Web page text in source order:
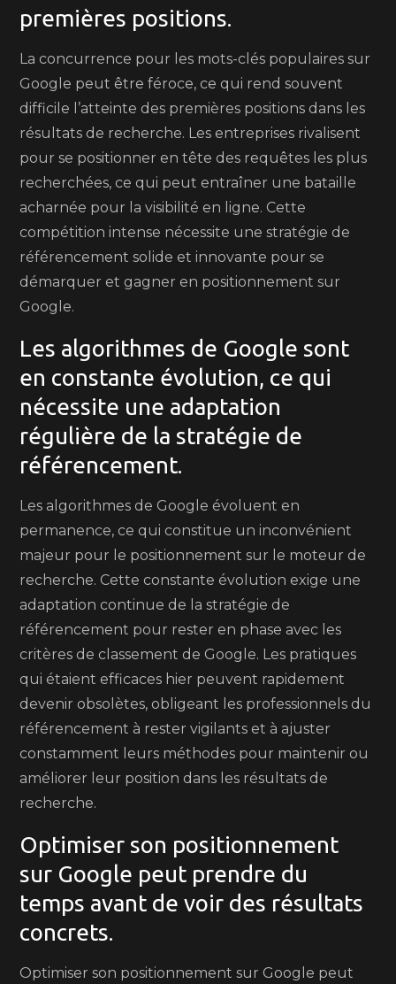
premières positions.
La concurrence pour les mots-clés populaires sur
Google peut être féroce, ce qui rend souvent
difficile l’atteinte des premières positions dans les
résultats de recherche. Les entreprises rivalisent
pour se positionner en tête des requêtes les plus
recherchées, ce qui peut entraîner une bataille
acharnée pour la visibilité en ligne. Cette
compétition intense nécessite une stratégie de
référencement solide et innovante pour se
démarquer et gagner en positionnement sur
Google.
Les algorithmes de Google sont
en constante évolution, ce qui
nécessite une adaptation
régulière de la stratégie de
référencement.
Les algorithmes de Google évoluent en
permanence, ce qui constitue un inconvénient
majeur pour le positionnement sur le moteur de
recherche. Cette constante évolution exige une
adaptation continue de la stratégie de
référencement pour rester en phase avec les
critères de classement de Google. Les pratiques
qui étaient efficaces hier peuvent rapidement
devenir obsolètes, obligeant les professionnels du
référencement à rester vigilants et à ajuster
constamment leurs méthodes pour maintenir ou
améliorer leur position dans les résultats de
recherche.
Optimiser son positionnement
sur Google peut prendre du
temps avant de voir des résultats
concrets.
Optimiser son positionnement sur Google peut